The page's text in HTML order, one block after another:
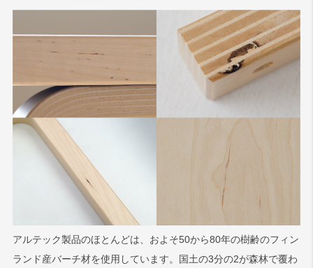
アルテック製品のほとんどは、およそ50から80年の樹齢のフィン
ランド産バーチ材を使用しています。国土の3分の2が森林で覆わ